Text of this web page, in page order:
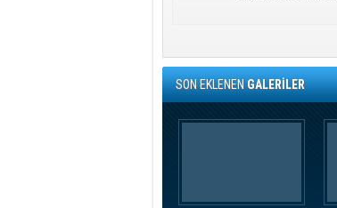
SON EKLENENGALERİLER